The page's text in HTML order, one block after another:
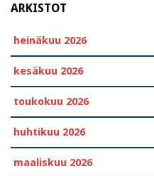
ARKISTOT
heinäkuu 2026
kesäkuu 2026
toukokuu 2026
huhtikuu 2026
maaliskuu 2026